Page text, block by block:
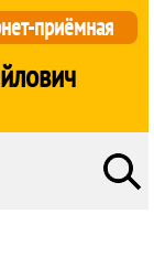
приёмная